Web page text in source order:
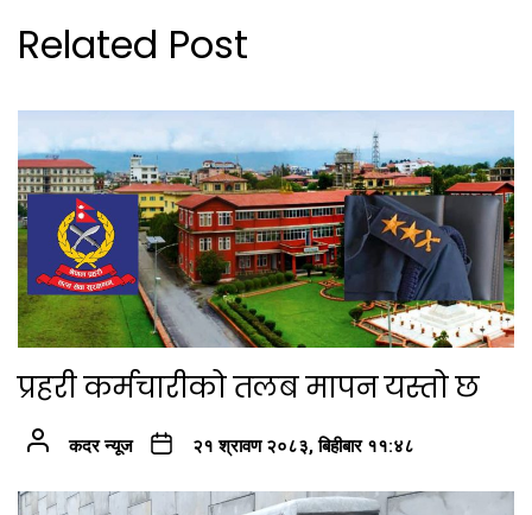
Related Post
प्रहरी कर्मचारीको तलब मापन यस्तो छ
कदर न्यूज २१ श्रावण २०८३, बिहीबार ११:४८